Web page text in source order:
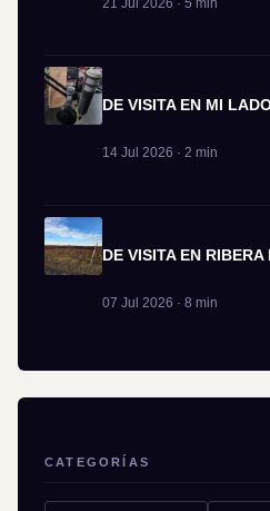
DE VISITA EN MI
14 Jul 2026 · 2 min
DE VISITA EN
07 Jul 2026 · 8 min
CATEGORÍAS